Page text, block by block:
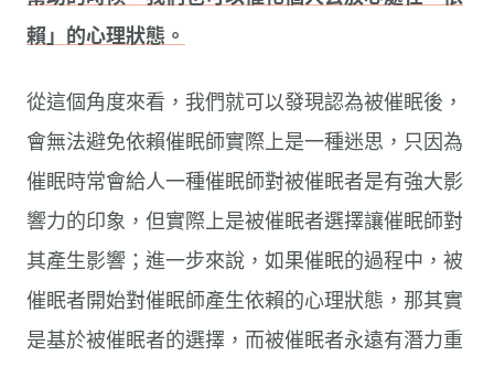
賴」的心理狀態。
從這個角度來看，我們就可以發現認為被催眠後，
會無法避免依賴催眠師實際上是一種迷思，只因為
催眠時常會給人一種催眠師對被催眠者是有強大影
響力的印象，但實際上是被催眠者選擇讓催眠師對
其產生影響；進一步來說，如果催眠的過程中，被
催眠者開始對催眠師產生依賴的心理狀態，那其實
是基於被催眠者的選擇，而被催眠者永遠有潛力重